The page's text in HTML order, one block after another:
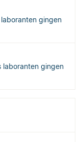
gingen
laboranten gingen